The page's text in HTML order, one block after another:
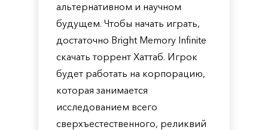
альтернативном и научном
будущем. Чтобы начать играть,
достаточно Bright Memory Infinite
скачать торрент Хаттаб. Игрок
будет работать на корпорацию,
которая занимается
исследованием всего
сверхъестественного, реликвий